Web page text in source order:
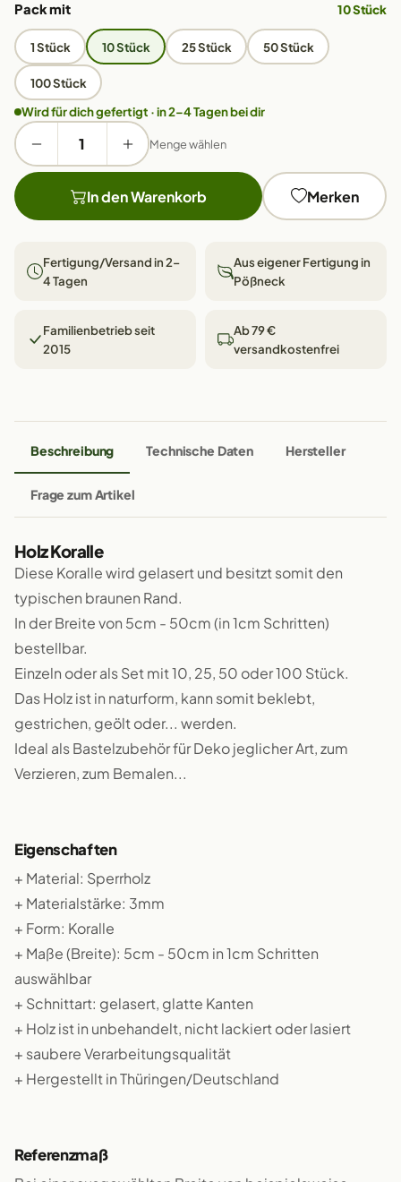
Pack mit 10 Stück
1 Stück 10 Stück 25 Stück 50 Stück
100 Stück
Wird für dich gefertigt · in 2–4 Tagen bei dir
Menge wählen
In den Warenkorb Merken
Fertigung/Versand in 2–
4 Tagen
Aus eigener Fertigung in
Pößneck
Familienbetrieb seit
2015
Ab 79 €
versandkostenfrei
Beschreibung Technische Daten Hersteller
Frage zum Artikel
Holz Koralle
Diese Koralle wird gelasert und besitzt somit den
typischen braunen Rand.
In der Breite von 5cm - 50cm (in 1cm Schritten)
bestellbar.
Einzeln oder als Set mit 10, 25, 50 oder 100 Stück.
Das Holz ist in naturform, kann somit beklebt,
gestrichen, geölt oder... werden.
Ideal als Bastelzubehör für Deko jeglicher Art, zum
Verzieren, zum Bemalen...
Eigenschaften
+ Material: Sperrholz
+ Materialstärke: 3mm
+ Form: Koralle
+ Maße (Breite): 5cm - 50cm in 1cm Schritten
auswählbar
+ Schnittart: gelasert, glatte Kanten
+ Holz ist in unbehandelt, nicht lackiert oder lasiert
+ saubere Verarbeitungsqualität
+ Hergestellt in Thüringen/Deutschland
Referenzmaß